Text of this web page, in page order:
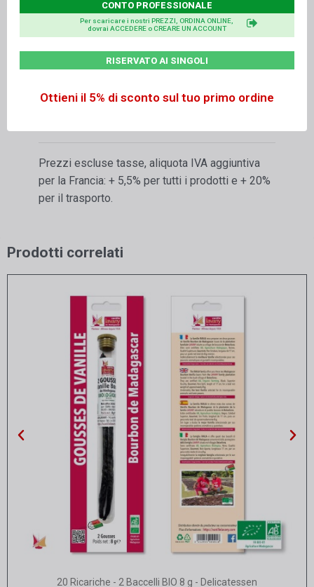
Suggerimenti:
Aerare (minimo 30 minuti) la polvere di Vaniglia
quando si apre il sacchetto sottovuoto.
Conservare lontano dalla luce solare diretta e da
Aprire i sacchetti sottovuoto secondo
Prezzi escluse tasse, aliquota IVA aggiuntiva
per la Francia: + 5,5% per tutti i prodotti e + 20%
per il trasporto.
Prodotti correlati
Vista rapida
20 Ricariche - 2 Baccelli BIO 8 g - Delicatessen
CONTO PROFESSIONALE
RISERVATO AI SINGOLI
Per scaricare i nostri PREZZI, ORDINA ONLINE,
dovrai ACCEDERE o CREARE UN ACCOUNT
Ottieni il 5% di sconto sul tuo primo ordine